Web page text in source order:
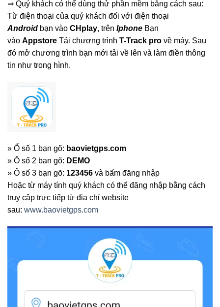
⇒ Quý khách có thể dùng thử phần mềm bằng cách sau:
Từ điện thoại của quý khách đối với điện thoại
Android bạn vào CHplay, trên Iphone Bạn
vào Appstore Tải chương trình T-Track pro về máy. Sau
đó mở chương trình bạn mới tải về lên và làm điền thông
tin như trong hình.
» Ổ số 1 bạn gõ: baovietgps.com
» Ô số 2 bạn gõ: DEMO
» Ô số 3 bạn gõ: 123456 và bấm đăng nhập
Hoặc từ máy tính quý khách có thể đăng nhập bằng cách
truy cập trực tiếp từ địa chỉ website
sau: www.baovietgps.com